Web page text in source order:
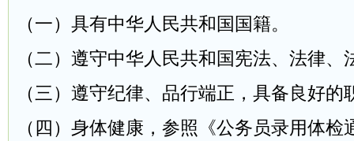
（一）具有中华人民共和国国籍。
（二）遵守中华人民共和国宪法、法律、
（三）遵守纪律、品行端正，具备良好的
（四）身体健康，参照《公务员录用体